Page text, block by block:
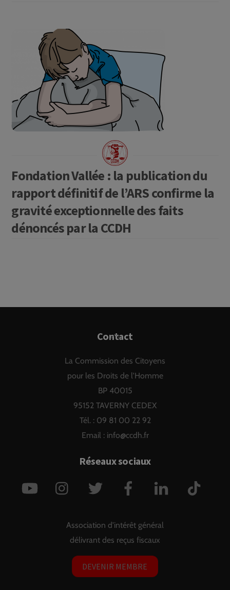
Fondation Vallée : la publication du
rapport définitif de l’ARS confirme la
gravité exceptionnelle des faits
dénoncés par la CCDH
Back
Top
Contact
La Commission des Citoyens
pour les Droits de l'Homme
BP 40015
95152 TAVERNY CEDEX
Tél. : 09 81 00 22 92
Email : info@ccdh.fr
Réseaux sociaux
YouTube Instagram Twitter Facebook LinkedIn
Association d'intérêt général
délivrant des reçus fiscaux
DEVENIR MEMBRE